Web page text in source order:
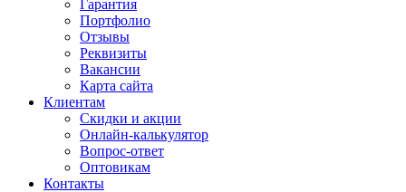
Гарантия
Портфолио
Отзывы
Реквизиты
Вакансии
Карта сайта
Клиентам
Скидки и акции
Онлайн-калькулятор
Вопрос-ответ
Оптовикам
Контакты